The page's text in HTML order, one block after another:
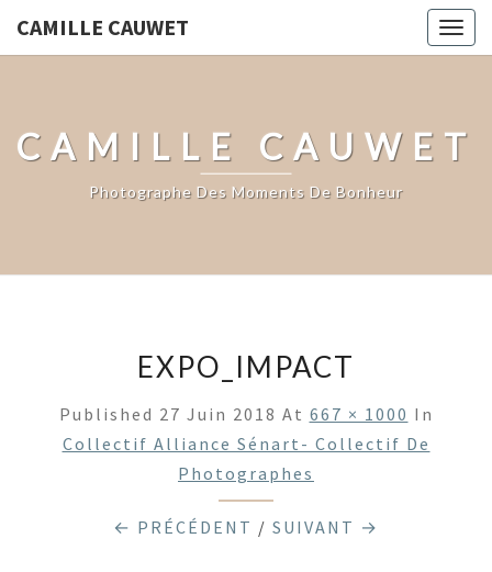
CAMILLE CAUWET
CAMILLE CAUWET
Photographe Des Moments De Bonheur
EXPO_IMPACT
Published 27 Juin 2018 At 667 × 1000 In
Collectif Alliance Sénart- Collectif De
Photographes
← PRÉCÉDENT / SUIVANT →